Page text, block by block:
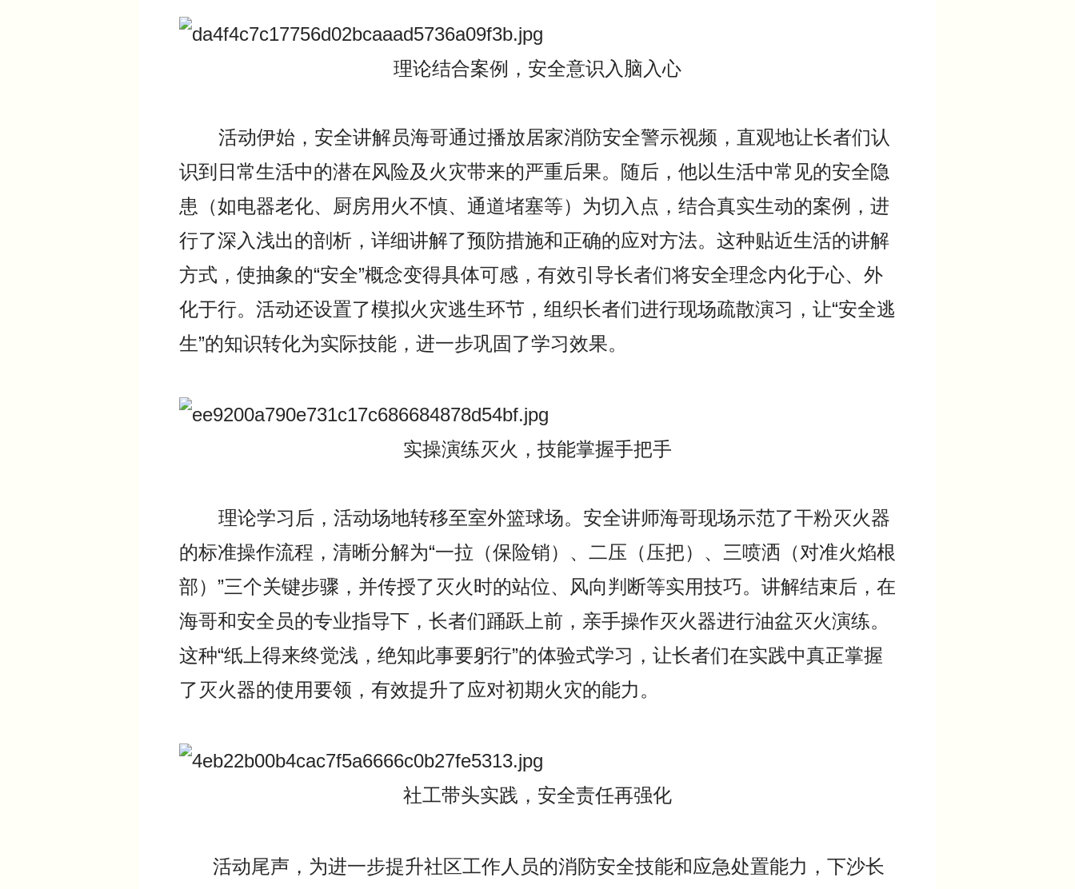
理论结合案例，安全意识入脑入心
活动伊始，安全讲解员海哥通过播放居家消防安全警示视频，直观地让长者们认
识到日常生活中的潜在风险及火灾带来的严重后果。随后，他以生活中常见的安全隐
患（如电器老化、厨房用火不慎、通道堵塞等）为切入点，结合真实生动的案例，进
行了深入浅出的剖析，详细讲解了预防措施和正确的应对方法。这种贴近生活的讲解
方式，使抽象的“安全”概念变得具体可感，有效引导长者们将安全理念内化于心、外
化于行。活动还设置了模拟火灾逃生环节，组织长者们进行现场疏散演习，让“安全逃
生”的知识转化为实际技能，进一步巩固了学习效果。
实操演练灭火，技能掌握手把手
理论学习后，活动场地转移至室外篮球场。安全讲师海哥现场示范了干粉灭火器
的标准操作流程，清晰分解为“一拉（保险销）、二压（压把）、三喷洒（对准火焰根
部）”三个关键步骤，并传授了灭火时的站位、风向判断等实用技巧。讲解结束后，在
海哥和安全员的专业指导下，长者们踊跃上前，亲手操作灭火器进行油盆灭火演练。
这种“纸上得来终觉浅，绝知此事要躬行”的体验式学习，让长者们在实践中真正掌握
了灭火器的使用要领，有效提升了应对初期火灾的能力。
社工带头实践，安全责任再强化
活动尾声，为进一步提升社区工作人员的消防安全技能和应急处置能力，下沙长